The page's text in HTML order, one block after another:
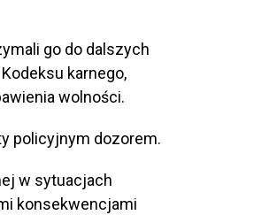
go do dalszych
karnego,
wolności.
policyjnym dozorem.
w sytuacjach
konsekwencjami